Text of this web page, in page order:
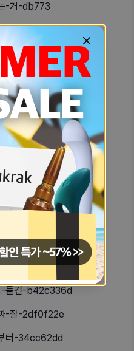
-거-db773
만-보-6e5dbda8
소음-9c1a6a18
-이런-d884d157
🎶fo-5946aa37
월세-8c831034
만-7c7f7663
-이렇-83896e09
-너무-f95e6aaf
었오-b7157337
해-74004ec5
-뭐에-653754b2
-듣긴-b42c336d
-잘-2df0f22e
터-34cc62dd